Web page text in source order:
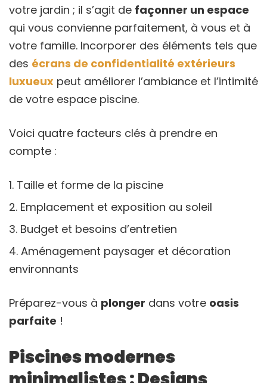
votre jardin ; il s’agit de façonner un espace
qui vous convienne parfaitement, à vous et à
votre famille. Incorporer des éléments tels que
des écrans de confidentialité extérieurs
luxueux peut améliorer l’ambiance et l’intimité
de votre espace piscine.
Voici quatre facteurs clés à prendre en
compte :
Taille et forme de la piscine
Emplacement et exposition au soleil
Budget et besoins d’entretien
Aménagement paysager et décoration
environnants
Préparez-vous à plonger dans votre oasis
parfaite !
Piscines modernes